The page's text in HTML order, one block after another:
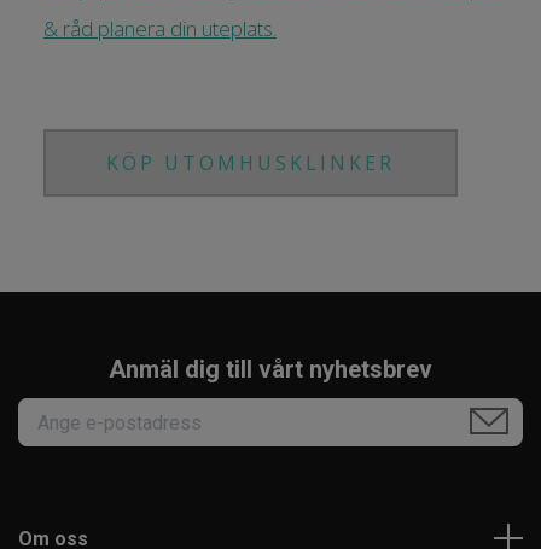
& råd planera din uteplats.
KÖP UTOMHUSKLINKER
Anmäl dig till vårt nyhetsbrev
Om oss